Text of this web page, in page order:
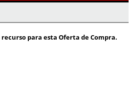
para esta Oferta de Compra.